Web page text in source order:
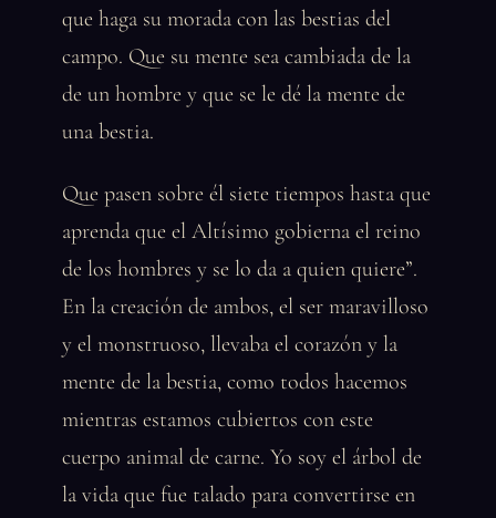
que haga su morada con las bestias del
campo. Que su mente sea cambiada de la
de un hombre y que se le dé la mente de
una bestia.
Que pasen sobre él siete tiempos hasta que
aprenda que el Altísimo gobierna el reino
de los hombres y se lo da a quien quiere”.
En la creación de ambos, el ser maravilloso
y el monstruoso, llevaba el corazón y la
mente de la bestia, como todos hacemos
mientras estamos cubiertos con este
cuerpo animal de carne. Yo soy el árbol de
la vida que fue talado para convertirse en